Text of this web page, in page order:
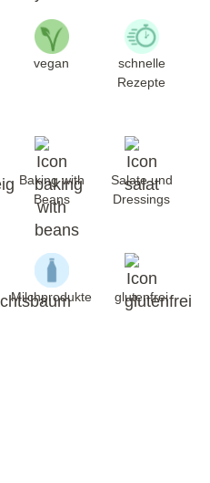
vegan
schnelle
Rezepte
Baking with
Beans
Salate und
Dressings
Milchprodukte glutenfrei